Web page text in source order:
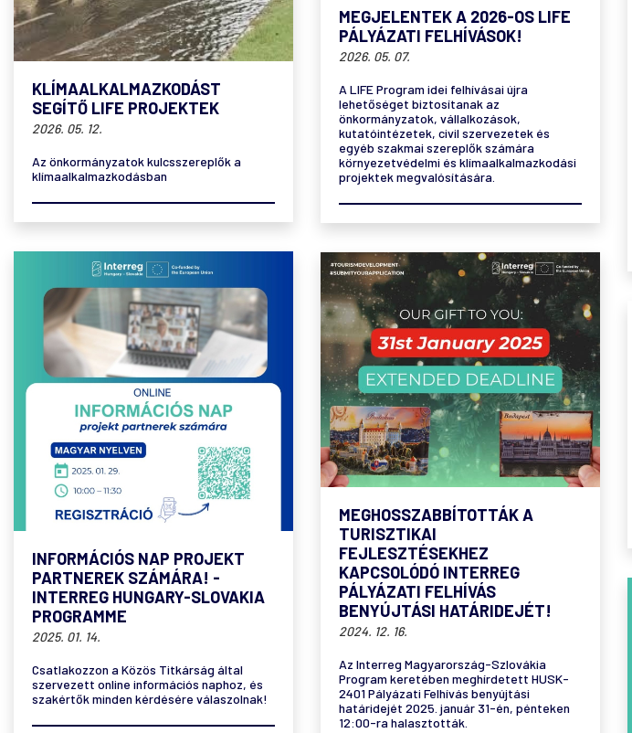
KLÍMAALKALMAZKODÁST
SEGÍTŐ LIFE PROJEKTEK
2026. 05. 12.
Az önkormányzatok kulcsszereplők a
klímaalkalmazkodásban
MEGJELENTEK A 2026-OS LIFE
PÁLYÁZATI FELHÍVÁSOK!
2026. 05. 07.
A LIFE Program idei felhívásai újra
lehetőséget biztosítanak az
önkormányzatok, vállalkozások,
kutatóintézetek, civil szervezetek és
egyéb szakmai szereplők számára
környezetvédelmi és klímaalkalmazkodási
projektek megvalósítására.
INFORMÁCIÓS NAP PROJEKT
PARTNEREK SZÁMÁRA! -
INTERREG HUNGARY-SLOVAKIA
PROGRAMME
2025. 01. 14.
Csatlakozzon a Közös Titkárság által
szervezett online információs naphoz, és
szakértők minden kérdésére válaszolnak!
MEGHOSSZABBÍTOTTÁK A
TURISZTIKAI
FEJLESZTÉSEKHEZ
KAPCSOLÓDÓ INTERREG
PÁLYÁZATI FELHÍVÁS
BENYÚJTÁSI HATÁRIDEJÉT!
2024. 12. 16.
Az Interreg Magyarország-Szlovákia
Program keretében meghírdetett HUSK-
2401 Pályázati Felhívás benyújtási
határidejét 2025. január 31-én, pénteken
12:00-ra halasztották.